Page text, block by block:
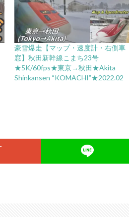
豪雪爆走【マップ・速度計・右側車
窓】秋田新幹線こまち23号
★5K/60fps★東京→秋田★Akita
Shinkansen “KOMACHI”★2022.02